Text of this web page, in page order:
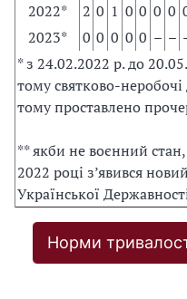
2022*
2 0 1 0 0 0 0
2023*
0 0 0 0 0 – –
* з 24.02.2022 р. до
тому святково-неробочі
тому проставлено
** якби не воєнний
2022 році з’явився
Української
Норми